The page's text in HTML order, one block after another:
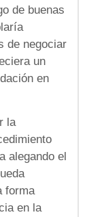
de buenas
de negociar
un
en
la
alegando el
forma
en la